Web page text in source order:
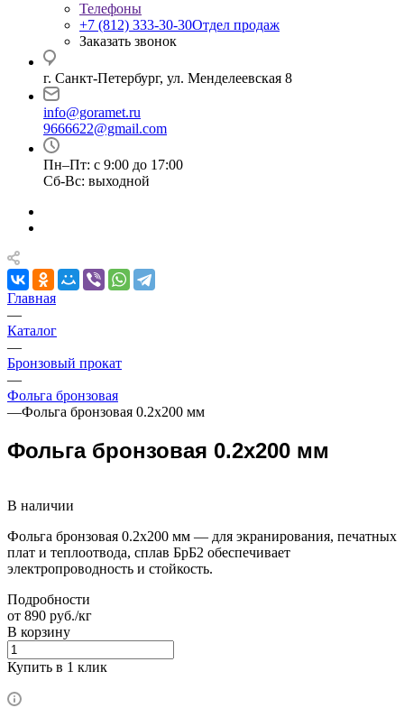
Телефоны
+7 (812) 333-30-30Отдел продаж
Заказать звонок
г. Санкт-Петербург, ул. Менделеевская 8
info@goramet.ru
9666622@gmail.com
Пн–Пт: с 9:00 до 17:00
Сб-Вс: выходной
Главная
—
Каталог
—
Бронзовый прокат
—
Фольга бронзовая
—Фольга бронзовая 0.2х200 мм
Фольга бронзовая 0.2х200 мм
В наличии
Фольга бронзовая 0.2х200 мм — для экранирования, печатных
плат и теплоотвода, сплав БрБ2 обеспечивает
электропроводность и стойкость.
Подробности
от 890 руб./кг
В корзину
Купить в 1 клик